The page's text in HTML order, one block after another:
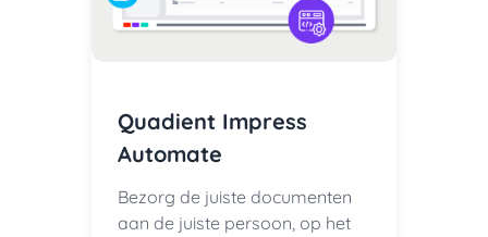
Quadient Impress
Automate
Bezorg de juiste documenten
aan de juiste persoon, op het